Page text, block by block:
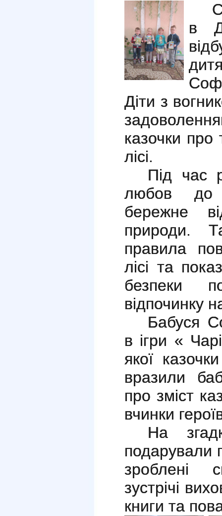
в
Діти з
казочки
лісі.
Під час
любов до
бережне
природи.
правила
лісі та
безпеки
відпочинку
Бабуся
в ігри «
якої
вразили
про зміст
вчинки
На
подарували
зроблені
зустрічі
книги та